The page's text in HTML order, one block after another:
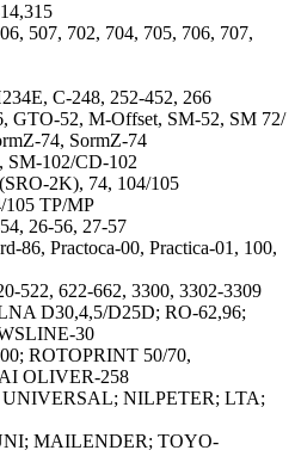
507, 702, 704, 705, 706, 707,
C-248, 252-452, 266
GTO-52, M-Offset, SM-52, SM 72/
74, SormZ-74
SM-102/CD-102
2K), 74, 104/105
TP/MP
26-56, 27-57
86, Practoca-00, Practica-01, 100,
522, 622-662, 3300, 3302-3309
D30,4,5/D25D; RO-62,96;
30
ROTOPRINT 50/70,
OLIVER-258
UNIVERSAL; NILPETER; LTA;
MAILENDER; TOYO-